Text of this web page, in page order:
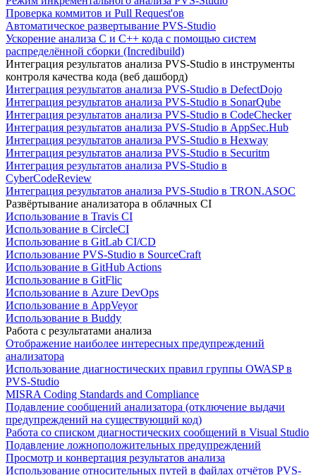
Проверка коммитов и Pull Request'ов
Автоматическое развертывание PVS-Studio
Ускорение анализа C и C++ кода с помощью систем
распределённой сборки (Incredibuild)
Интеграция результатов анализа PVS-Studio в инструменты
контроля качества кода (веб дашборд)
Интеграция результатов анализа PVS-Studio в DefectDojo
Интеграция результатов анализа PVS-Studio в SonarQube
Интеграция результатов анализа PVS-Studio в CodeChecker
Интеграция результатов анализа PVS-Studio в AppSec.Hub
Интеграция результатов анализа PVS-Studio в Hexway
Интеграция результатов анализа PVS-Studio в Securitm
Интеграция результатов анализа PVS-Studio в
CyberCodeReview
Интеграция результатов анализа PVS-Studio в TRON.ASOC
Развёртывание анализатора в облачных CI
Использование в Travis CI
Использование в CircleCI
Использование в GitLab CI/CD
Использование PVS-Studio в SourceCraft
Использование в GitHub Actions
Использование в GitFlic
Использование в Azure DevOps
Использование в AppVeyor
Использование в Buddy
Работа с результатами анализа
Отображение наиболее интересных предупреждений
анализатора
Использование диагностических правил группы OWASP в
PVS-Studio
MISRA Coding Standards and Compliance
Подавление сообщений анализатора (отключение выдачи
предупреждений на существующий код)
Работа со списком диагностических сообщений в Visual Studio
Подавление ложноположительных предупреждений
Просмотр и конвертация результатов анализа
Использование относительных путей в файлах отчётов PVS-